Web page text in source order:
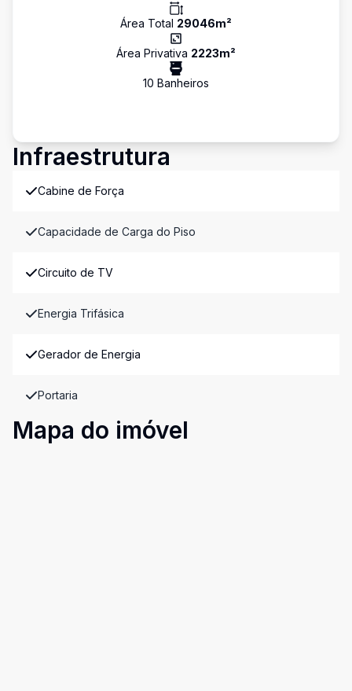
Área Total 29046m²
Área Privativa 2223m²
10 Banheiros
Infraestrutura
Cabine de Força
Capacidade de Carga do Piso
Circuito de TV
Energia Trifásica
Gerador de Energia
Portaria
Mapa do imóvel